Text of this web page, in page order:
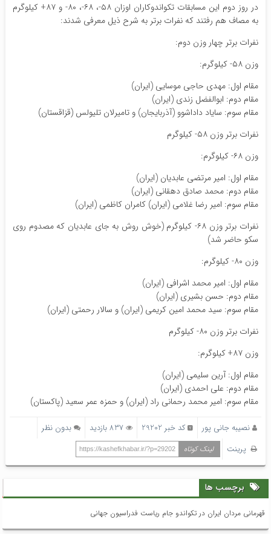
در روز دوم این مسابقات تکواندوکاران اوزان ۵۸-، ۶۸-، ۸۰- و ۸۷+ کیلوگرم
به مصاف هم رفتند که نفرات برتر به شرح ذیل معرفی شدند:
نفرات برتر چهار وزن دوم:
وزن ۵۸- کیلوگرم:
مقام اول: مهدی حاجی موسایی (ایران)
مقام دوم: ابوالفضل زندی (ایران)
مقام سوم: سایاد داداشوو (آذربایجان) و تامیرلان تلیولس (قزاقستان)
نفرات برتر وزن ۵۸- کیلوگرم
وزن ۶۸- کیلوگرم:
مقام اول: امیر مرتضی عابدیان (ایران)
مقام دوم: محمد صادق دهقانی (ایران)
مقام سوم: امیر رضا غلامی (ایران) کامران کاظمی (ایران)
نفرات برتر وزن ۶۸- کیلوگرم (خوش روش به جای عابدیان که مصدوم روی
سکو حاضر شد)
وزن ۸۰- کیلوگرم:
مقام اول: امیر محمد اشرافی (ایران)
مقام دوم: حسن بشیری (ایران)
مقام سوم: سید محمد امین کریمی (ایران) و سالار رحمتی (ایران)
نفرات برتر وزن ۸۰- کیلوگرم
وزن ۸۷+ کیلوگرم:
مقام اول: آرین سلیمی (ایران)
مقام دوم: علی احمدی (ایران)
مقام سوم: امیر محمد رحمانی راد (ایران) و حمزه عمر سعید (پاکستان)
نصیبه جانی پور کد خبر 29202 837 بازدید
بدون نظر
پرینت
لینک کوتاه https://kashefkhabar.ir/?p=29202
برچسب ها
قهرمانی مردان ایران در تکواندو جام ریاست فدراسیون جهانی